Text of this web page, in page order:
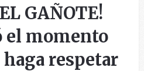
GAÑOTE!
el momento
haga respetar